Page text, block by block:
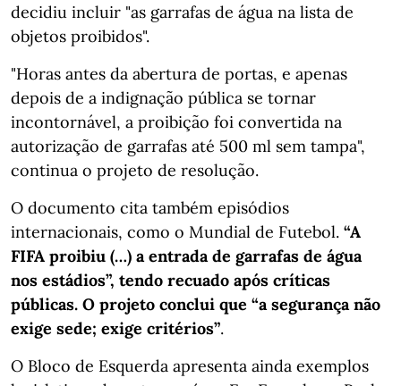
decidiu incluir "as garrafas de água na lista de
objetos proibidos".
"Horas antes da abertura de portas, e apenas
depois de a indignação pública se tornar
incontornável, a proibição foi convertida na
autorização de garrafas até 500 ml sem tampa",
continua o projeto de resolução.
O documento cita também episódios
internacionais, como o Mundial de Futebol. “A
FIFA proibiu (…) a entrada de garrafas de água
nos estádios”, tendo recuado após críticas
públicas. O projeto conclui que “a segurança não
exige sede; exige critérios”.
O Bloco de Esquerda apresenta ainda exemplos